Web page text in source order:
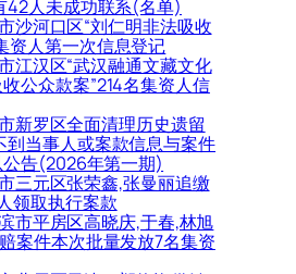
42人未成功联系(名单)
沙河口区“刘仁明非法吸收
资人第一次信息登记
江汉区“武汉融通文藏文化
公众款案”214名集资人信
新罗区全面清理历史遗留
到当事人或案款信息与案件
告(2026年第一期)
三元区张荣鑫,张曼丽追缴
领取执行案款
市平房区高晓庆,于春,林旭
案件本次批量发放7名集资